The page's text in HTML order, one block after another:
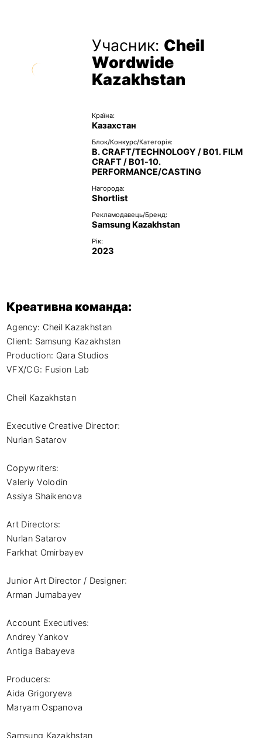
Учасник: Cheil
Wordwide
Kazakhstan
Країна:
Казахстан
Блок/Конкурс/Категорія:
B. CRAFT/TECHNOLOGY / B01. FILM
CRAFT / B01-10.
PERFORMANCE/CASTING
Нагорода:
Shortlist
Рекламодавець/Бренд:
Samsung Kazakhstan
Рік:
2023
Креативна команда:
Agency: Cheil Kazakhstan
Client: Samsung Kazakhstan
Production: Qara Studios
VFX/CG: Fusion Lab
Cheil Kazakhstan
Executive Creative Director:
Nurlan Satarov
Copywriters:
Valeriy Volodin
Assiya Shaikenova
Art Directors:
Nurlan Satarov
Farkhat Omirbayev
Junior Art Director / Designer:
Arman Jumabayev
Account Executives:
Andrey Yankov
Antiga Babayeva
Producers:
Aida Grigoryeva
Maryam Ospanova